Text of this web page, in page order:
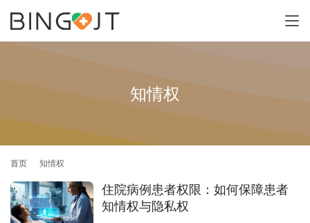
知情权
首页 知情权
住院病例患者权限：如何保障患者
知情权与隐私权